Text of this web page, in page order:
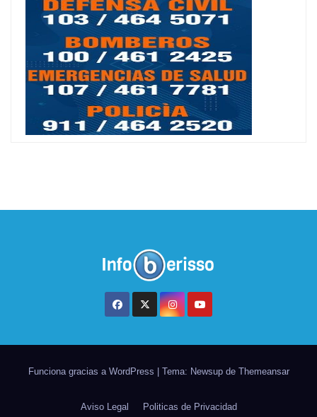
Funciona gracias a WordPress Tema: Newsup de Themeansar
Aviso Legal Politicas de Privacidad